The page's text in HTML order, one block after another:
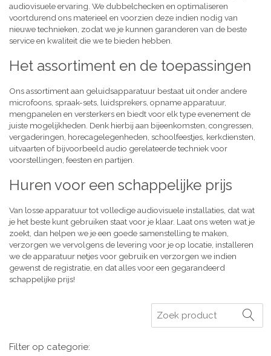
audiovisuele ervaring. We dubbelchecken en optimaliseren
voortdurend ons materieel en voorzien deze indien nodig van
nieuwe technieken, zodat we je kunnen garanderen van de beste
service en kwaliteit die we te bieden hebben.
Het assortiment en de toepassingen
Ons assortiment aan geluidsapparatuur bestaat uit onder andere
microfoons, spraak-sets, luidsprekers, opname apparatuur,
mengpanelen en versterkers en biedt voor elk type evenement de
juiste mogelijkheden. Denk hierbij aan bijeenkomsten, congressen,
vergaderingen, horecagelegenheden, schoolfeestjes, kerkdiensten,
uitvaarten of bijvoorbeeld audio gerelateerde techniek voor
voorstellingen, feesten en partijen.
Huren voor een schappelijke prijs
Van losse apparatuur tot volledige audiovisuele installaties, dat wat
je het beste kunt gebruiken staat voor je klaar. Laat ons weten wat je
zoekt, dan helpen we je een goede samenstelling te maken,
verzorgen we vervolgens de levering voor je op locatie, installeren
we de apparatuur netjes voor gebruik en verzorgen we indien
gewenst de registratie, en dat alles voor een gegarandeerd
schappelijke prijs!
Zoeken
Filter op categorie: